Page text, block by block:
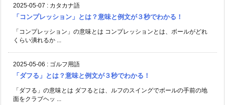
2025-05-07 : カタカナ語
「コンプレッション」とは？意味と例文が３秒でわかる！
「コンプレッション」の意味とは コンプレッションとは、ボールがどれ
くらい潰れるか ...
2025-05-06 : ゴルフ用語
「ダフる」とは？意味と例文が３秒でわかる！
「ダフる」の意味とは ダフるとは、ルフのスイングでボールの手前の地
面をクラブヘッ ...